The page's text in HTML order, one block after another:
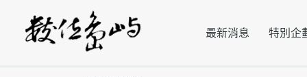
最新消息 特別企